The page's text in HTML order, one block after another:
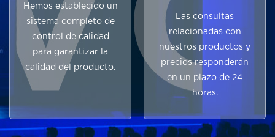
Hemos establecido un
sistema completo de
control de calidad
para garantizar la
calidad del producto.
Las consultas
relacionadas con
nuestros productos y
precios responderán
en un plazo de 24
horas.